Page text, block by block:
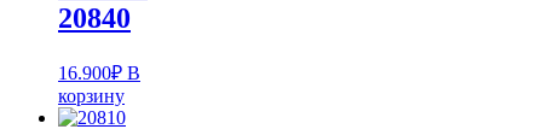
20840
16.900₽ В
корзину